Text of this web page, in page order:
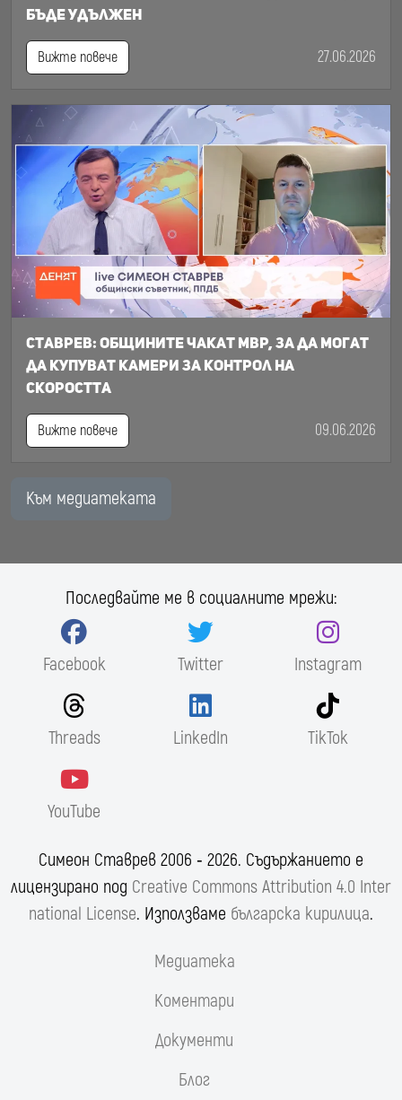
бъде удължен
Вижте повече 27.06.2026
Ставрев: общините чакат МВР, за да могат
да купуват камери за контрол на
скоростта
Вижте повече 09.06.2026
Към медиатеката
Последвайте ме в социалните мрежи:
Facebook Twitter Instagram
Threads LinkedIn TikTok
YouTube
Симеон Ставрев 2006 ‐ 2026. Съдържанието е
лицензирано под Creative Commons Attribution 4.0 Inter
national License. Използваме българска кирилица.
Медиатека
Коментари
Документи
Блог